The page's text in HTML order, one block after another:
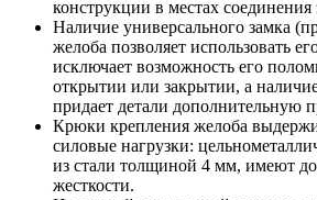
конструкции в местах соединения
Наличие универсального замка
желоба позволяет использовать
исключает возможность его
открытии или закрытии, а
придает детали дополнительную
Крюки крепления желоба
силовые нагрузки:
из стали толщиной 4 мм, имеют
жесткости.